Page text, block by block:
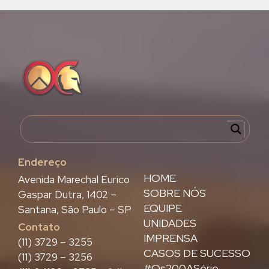
Endereço
HOME
SOBRE NÓS
EQUIPE
UNIDADES
IMPRENSA
CASOS DE SUCESSO
Avenida Marechal Eurico
Gaspar Dutra, 1402 –
Santana, São Paulo – SP
Contato
(11) 3729 – 3255
(11) 3729 – 3256